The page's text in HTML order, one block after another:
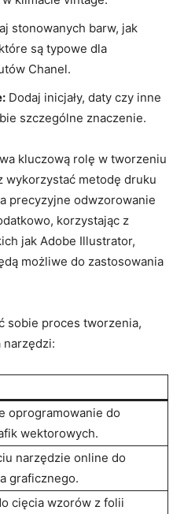
stonowanych barw, jak
są typowe dla
Chanel.
Dodaj inicjały, daty czy inne
szczególne znaczenie.
kluczową rolę w tworzeniu
wykorzystać metodę druku
precyzyjne odwzorowanie
korzystając z
jak Adobe Illustrator,
możliwe do zastosowania
sobie proces tworzenia,
narzędzi:
oprogramowanie do
wektorowych.
narzędzie online do
graficznego.
cięcia wzorów z folii